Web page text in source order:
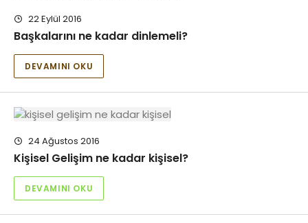
22 Eylül 2016
Başkalarını ne kadar dinlemeli?
DEVAMINI OKU
24 Ağustos 2016
Kişisel Gelişim ne kadar kişisel?
DEVAMINI OKU